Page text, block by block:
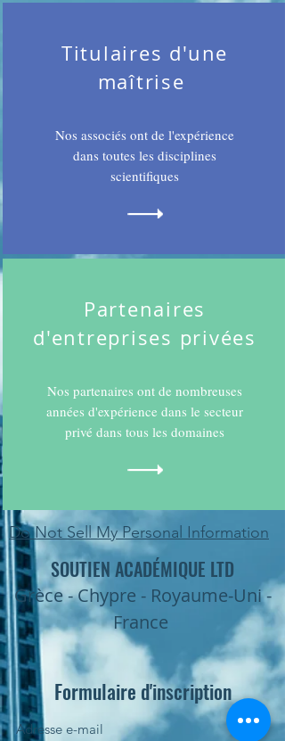
Titulaires d'une
maîtrise
Nos associés ont de l'expérience
dans toutes les disciplines
scientifiques
Partenaires
d'entreprises privées
Nos partenaires ont de nombreuses
années d'expérience dans le secteur
privé dans tous les domaines
Do Not Sell My Personal Information
SOUTIEN ACADÉMIQUE LTD
Grèce - Chypre - Royaume-Uni -
France
Formulaire d'inscription